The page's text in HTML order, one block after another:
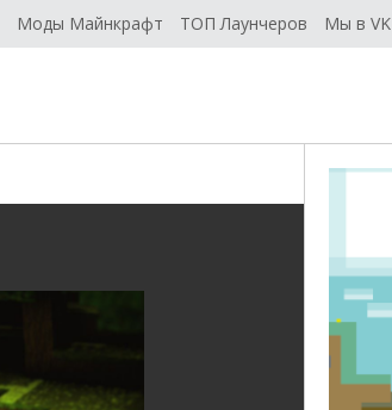
Моды Майнкрафт ТОП Лаунчеров Мы в VK